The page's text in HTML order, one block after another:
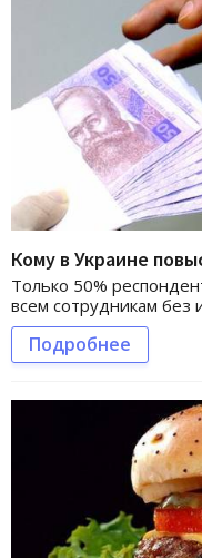
Кому в Украине
Только 50%
всем сотрудникам без
Подробнее